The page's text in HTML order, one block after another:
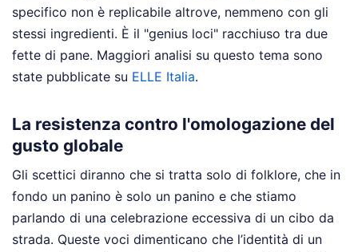
specifico non è replicabile altrove, nemmeno con gli
stessi ingredienti. È il "genius loci" racchiuso tra due
fette di pane. Maggiori analisi su questo tema sono
state pubblicate su ELLE Italia.
La resistenza contro l'omologazione del
gusto globale
Gli scettici diranno che si tratta solo di folklore, che in
fondo un panino è solo un panino e che stiamo
parlando di una celebrazione eccessiva di un cibo da
strada. Queste voci dimenticano che l’identità di un